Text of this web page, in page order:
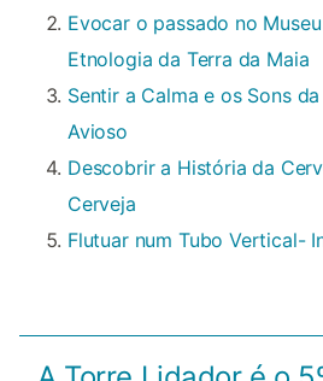
Evocar o passado no
Etnologia da Terra da Maia
Sentir a Calma e os Sons
Avioso
Descobrir a História da
Cerveja
Flutuar num Tubo Vertical-